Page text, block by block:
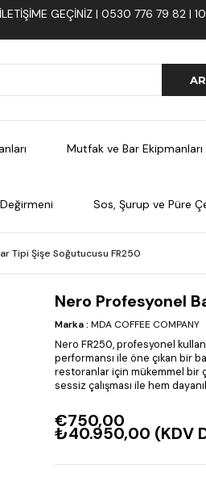
GEÇINIZ | 0530 776 79 82 |
Mutfak ve Bar Ekipmanları
Sos, Şurup ve Püre
Tipi Şişe Soğutucusu FR250
Nero Profesyonel
Marka: MDA COFFEE COMPANY
Nero FR250, profesyonel
performansı ile öne çıkan bir
restoranlar için mükemmel bir
sessiz çalışması ile hem
€750,00
₺40.950,00 (KDV